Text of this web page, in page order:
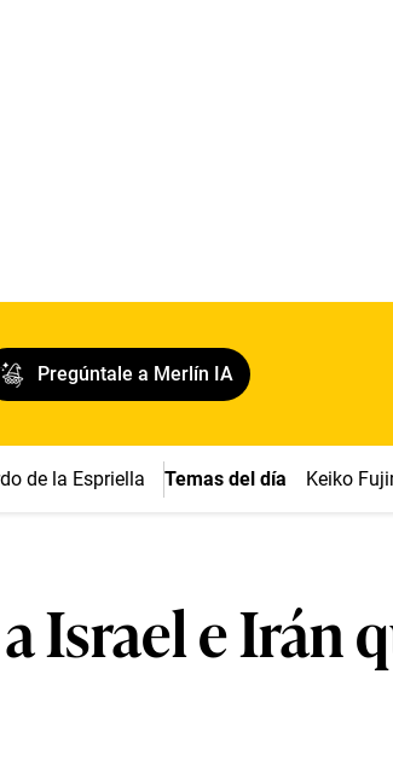
Pregúntale a Merlín IA
de la Espriella Temas del día Keiko
Israel e Irán